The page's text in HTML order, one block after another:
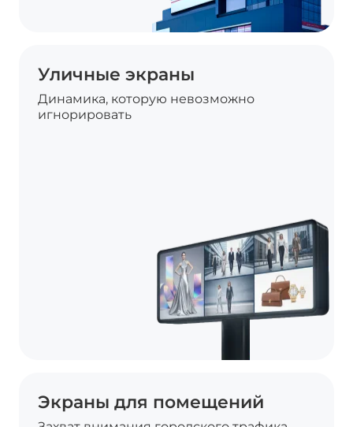
Уличные экраны
Динамика, которую невозможно
игнорировать
Экраны для помещений